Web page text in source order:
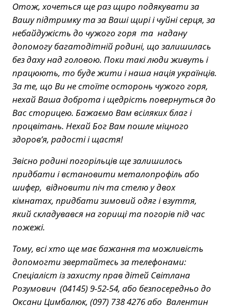
Отож, хочеться ще раз щиро подякувати за
Вашу підтримку та за Ваші щирі і чуйні серця, за
небайдужість до чужого горя та надану
допомогу багатодітній родині, що залишилась
без даху над головою. Поки такі люди живуть і
працюють, то буде жити і наша нація українців.
За те, що Ви не стоїте осторонь чужого горя,
нехай Ваша доброта і щедрість повернуться до
Вас сторицею. Бажаємо Вам всіляких благ і
процвітань. Нехай Бог Вам пошле міцного
здоров’я, радості і щастя!
Звісно родині погорільців ще залишилось
придбати і встановити металопрофіль або
шифер, відновити піч та стелю у двох
кімнатах, придбати зимовий одяг і взуття,
який складувався на горищі та погорів під час
пожежі.
Тому, всі хто ще має бажання та можливість
допомогти звертайтесь за телефонами:
Спеціаліст із захисту прав дітей Світлана
Розумович (04145) 9-52-54, або безпосередньо до
Оксани Цимбалюк, (097) 738 4276 або Валентин